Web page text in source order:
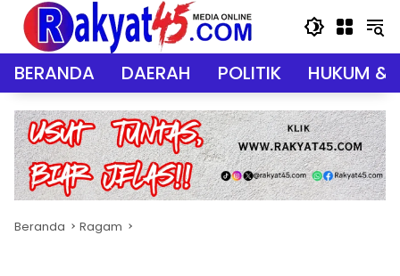
Langsung
konten
BERANDA DAERAH POLITIK HUKUM &
Beranda Ragam